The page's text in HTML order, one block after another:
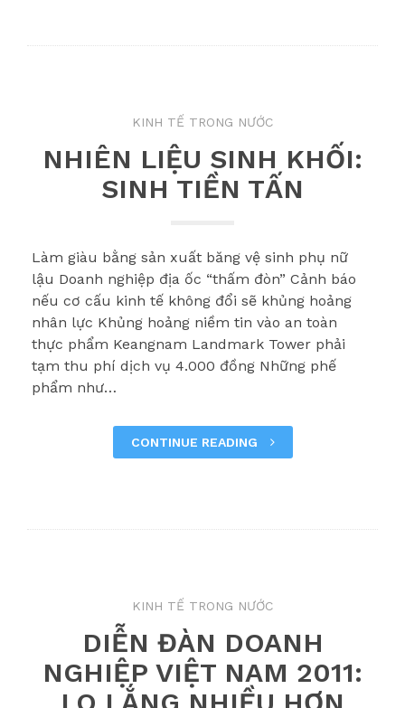
KINH TẾ TRONG NƯỚC
NHIÊN LIỆU SINH KHỐI:
SINH TIỀN TẤN
Làm giàu bằng sản xuất băng vệ sinh phụ nữ
lậu Doanh nghiệp địa ốc “thấm đòn” Cảnh báo
nếu cơ cấu kinh tế không đổi sẽ khủng hoảng
nhân lực Khủng hoảng niềm tin vào an toàn
thực phẩm Keangnam Landmark Tower phải
tạm thu phí dịch vụ 4.000 đồng Những phế
phẩm như…
CONTINUE READING
KINH TẾ TRONG NƯỚC
DIỄN ĐÀN DOANH
NGHIỆP VIỆT NAM 2011: